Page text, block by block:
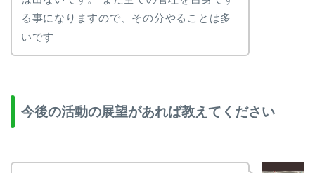
る事になりますので、その分やることは多
いです
今後の活動の展望があれば教えてください